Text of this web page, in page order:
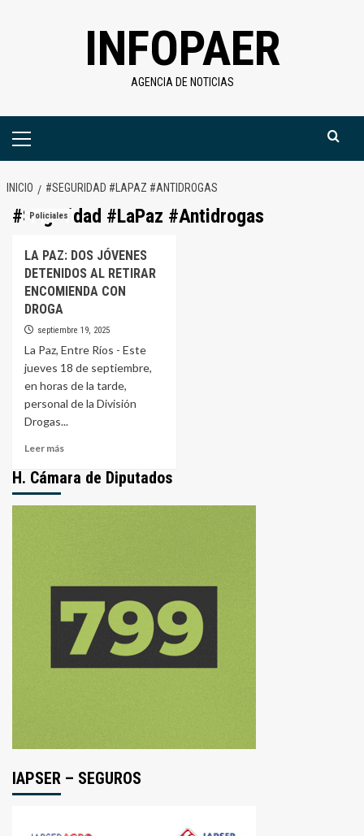
INFOPAER
AGENCIA DE NOTICIAS
Menú
INICIO #SEGURIDAD #LAPAZ #ANTIDROGAS
#Seguridad #LaPaz #Antidrogas
Policiales
LA PAZ: DOS JÓVENES
DETENIDOS AL RETIRAR
ENCOMIENDA CON
DROGA
septiembre 19, 2025
La Paz, Entre Ríos - Este
jueves 18 de septiembre,
en horas de la tarde,
personal de la División
Drogas...
Leer más
sobre
PAZ:
JÓVENES
RETIRAR
ENCOMIENDA
CON
DROGA
H. Cámara de Diputados
IAPSER – SEGUROS